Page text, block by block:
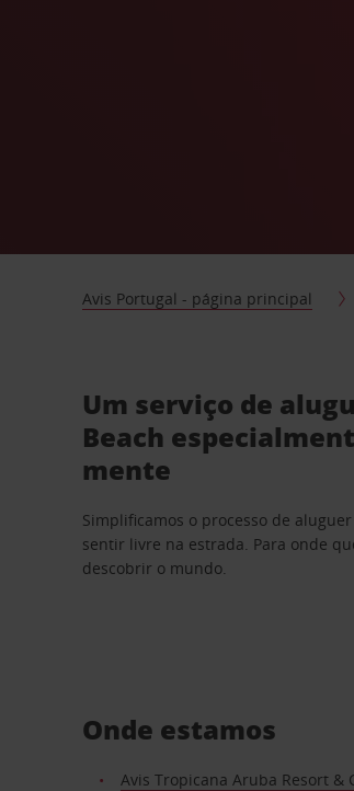
Avis Portugal - página principal
Um serviço de
Beach
mente
Simplificamos o processo de
sentir livre na estrada. Para onde
descobrir o mundo.
Onde estamos
Avis Tropicana Aruba Resort &